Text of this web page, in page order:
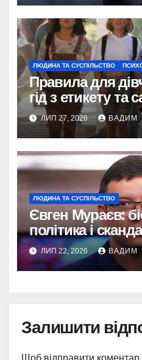
ЛЮДИНА ТА СУСПІЛЬСТВО
Правила для
гід з етикету та
ЛИП 27, 2026 ВАДИМ
ЛЮДИНА ТА СУСПІЛЬСТВО
Євген Мураєв:
політика і
ЛИП 22, 2026 ВАДИМ
Залишити
Щоб відправити